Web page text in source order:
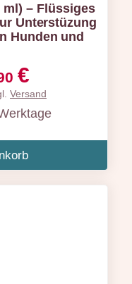
ml) – Flüssiges
Unterstüzung
Hunden und
€
€Aktueller
Preis
ist:
14,90 €.
Versand